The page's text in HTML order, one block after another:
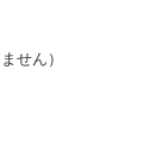
せん）